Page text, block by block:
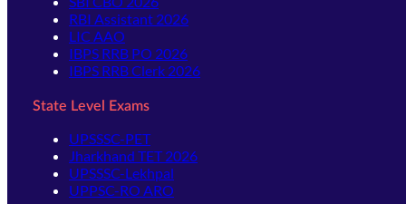
RBI Assistant 2026
LIC AAO
IBPS RRB PO 2026
IBPS RRB Clerk 2026
State Level Exams
UPSSSC-PET
Jharkhand TET 2026
UPSSSC-Lekhpal
UPPSC-RO ARO